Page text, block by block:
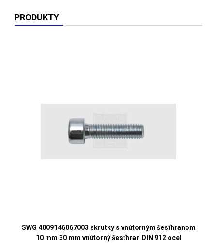
PRODUKTY
SWG 4009146067003 skrutky s vnútorným šesťhranom
10 mm 30 mm vnútorný šesťhran DIN 912 ocel